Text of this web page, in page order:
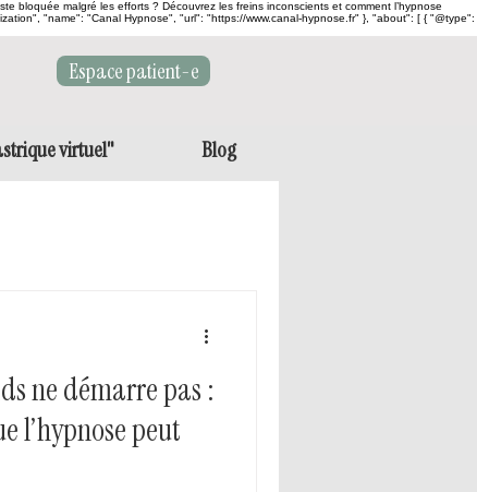
bloquée malgré les efforts ? Découvrez les freins inconscients et comment l’hypnose
"name": "Canal Hypnose", "url": "https://www.canal-hypnose.fr" }, "about": [ { "@type":
Espace patient-e
virtuel" Blog
ne démarre pas :
l’hypnose peut